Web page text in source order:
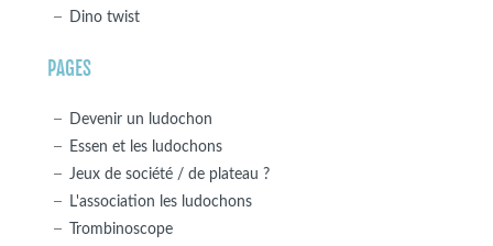
Dino twist
PAGES
Devenir un ludochon
Essen et les ludochons
Jeux de société / de plateau ?
L'association les ludochons
Trombinoscope